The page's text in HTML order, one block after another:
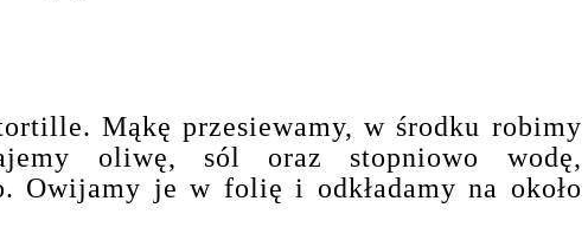
Mąkę przesiewamy, w środku robimy
oliwę, sól oraz stopniowo wodę,
Owijamy je w folię i odkładamy na około